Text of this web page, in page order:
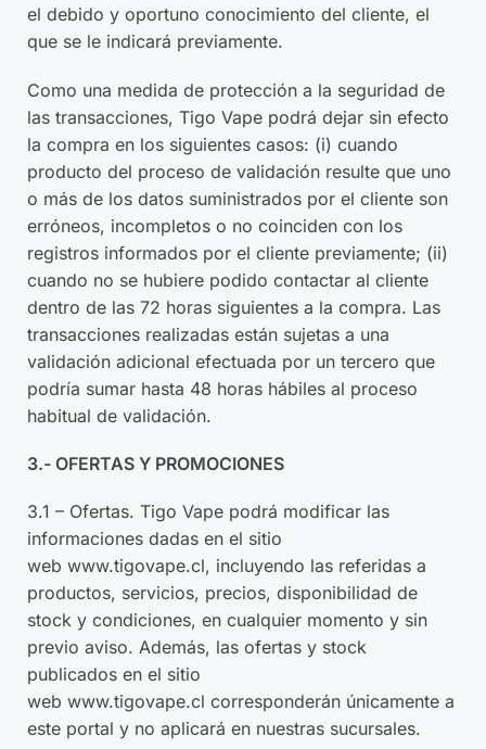
el debido y oportuno conocimiento del cliente, el
que se le indicará previamente.
Como una medida de protección a la seguridad de
las transacciones, Tigo Vape podrá dejar sin efecto
la compra en los siguientes casos: (i) cuando
producto del proceso de validación resulte que uno
o más de los datos suministrados por el cliente son
erróneos, incompletos o no coinciden con los
registros informados por el cliente previamente; (ii)
cuando no se hubiere podido contactar al cliente
dentro de las 72 horas siguientes a la compra. Las
transacciones realizadas están sujetas a una
validación adicional efectuada por un tercero que
podría sumar hasta 48 horas hábiles al proceso
habitual de validación.
3.- OFERTAS Y PROMOCIONES
3.1 – Ofertas. Tigo Vape podrá modificar las
informaciones dadas en el sitio
web www.tigovape.cl, incluyendo las referidas a
productos, servicios, precios, disponibilidad de
stock y condiciones, en cualquier momento y sin
previo aviso. Además, las ofertas y stock
publicados en el sitio
web www.tigovape.cl corresponderán únicamente a
este portal y no aplicará en nuestras sucursales.